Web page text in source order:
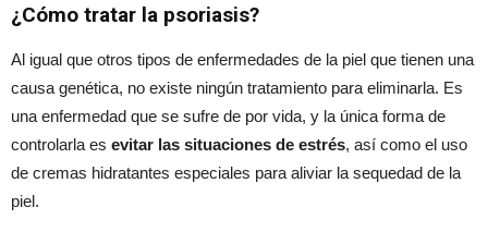
¿Cómo tratar la psoriasis?
Al igual que otros tipos de enfermedades de la piel que tienen una
causa genética, no existe ningún tratamiento para eliminarla. Es
una enfermedad que se sufre de por vida, y la única forma de
controlarla es evitar las situaciones de estrés, así como el uso
de cremas hidratantes especiales para aliviar la sequedad de la
piel.